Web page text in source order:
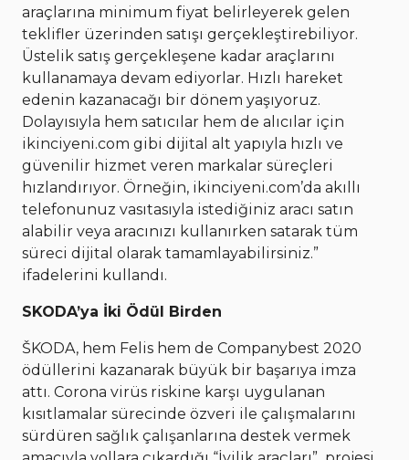
araçlarına minimum fiyat belirleyerek gelen
teklifler üzerinden satışı gerçekleştirebiliyor.
Üstelik satış gerçekleşene kadar araçlarını
kullanamaya devam ediyorlar. Hızlı hareket
edenin kazanacağı bir dönem yaşıyoruz.
Dolayısıyla hem satıcılar hem de alıcılar için
ikinciyeni.com gibi dijital alt yapıyla hızlı ve
güvenilir hizmet veren markalar süreçleri
hızlandırıyor. Örneğin, ikinciyeni.com’da akıllı
telefonunuz vasıtasıyla istediğiniz aracı satın
alabilir veya aracınızı kullanırken satarak tüm
süreci dijital olarak tamamlayabilirsiniz.”
ifadelerini kullandı.
SKODA’ya İki Ödül Birden
ŠKODA, hem Felis hem de Companybest 2020
ödüllerini kazanarak büyük bir başarıya imza
attı. Corona virüs riskine karşı uygulanan
kısıtlamalar sürecinde özveri ile çalışmalarını
sürdüren sağlık çalışanlarına destek vermek